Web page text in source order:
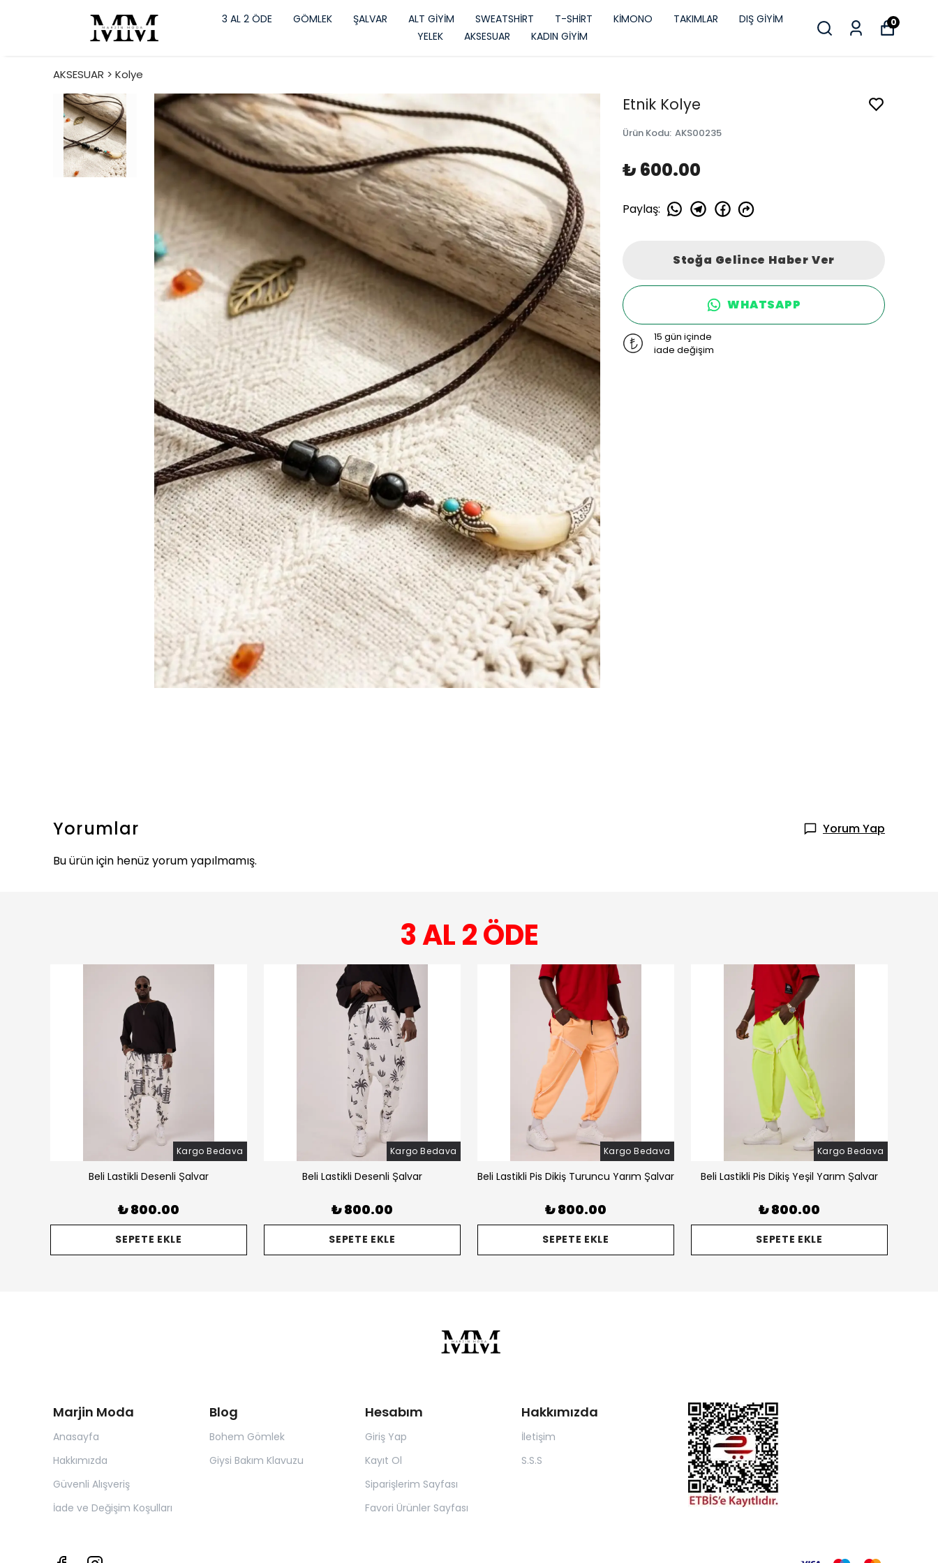
3 AL 2 ÖDE GÖMLEK ŞALVAR ALT GİYİM SWEATSHİRT T-SHİRT KİMONO TAKIMLAR
DIŞ GİYİM
YELEK
AKSESUAR KADIN GİYİM
0
AKSESUAR > Kolye
Etnik Kolye
Ürün Kodu: AKS00235
₺ 600.00
Paylaş:
Stoğa Gelince Haber Ver
WHATSAPP
15 gün içinde
iade değişim
Yorumlar
Yorum Yap
Bu ürün için henüz yorum yapılmamış.
3 AL 2 ÖDE
Kargo Bedava
Beli Lastikli Desenli Şalvar
₺ 800.00
SEPETE EKLE
Kargo Bedava
Beli Lastikli Desenli Şalvar
₺ 800.00
SEPETE EKLE
Kargo Bedava
Beli Lastikli Pis Dikiş Turuncu Yarım Şalvar
₺ 800.00
SEPETE EKLE
Kargo Bedava
Beli Lastikli Pis Dikiş Yeşil Yarım Şalvar
₺ 800.00
SEPETE EKLE
Marjin Moda
Anasayfa
Hakkımızda
Güvenli Alışveriş
İade ve Değişim Koşulları
Blog
Bohem Gömlek
Giysi Bakım Klavuzu
Hesabım
Giriş Yap
Kayıt Ol
Siparişlerim Sayfası
Favori Ürünler Sayfası
Hakkımızda
İletişim
S.S.S